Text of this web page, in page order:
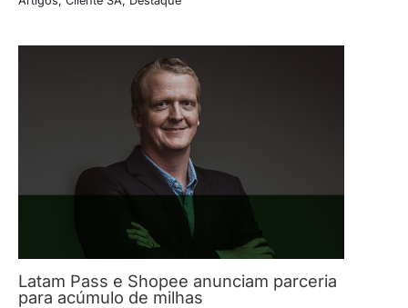
Latam Pass e Shopee anunciam parceria
para acúmulo de milhas